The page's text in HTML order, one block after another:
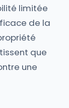
limitée
de la
que
une